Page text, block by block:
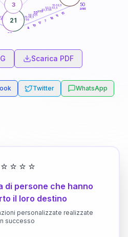
50
anni
60
51-52,5
52,5-53,5
53,5-54
56-57,5
57,5-58,5
58,5-59
15
11
18
7
17
10
4
21
3
55anni
Scarica PDF
Twitter WhatsApp
⭐ ⭐ ⭐ ⭐
di persone che hanno
il loro destino
personalizzate realizzate
successo